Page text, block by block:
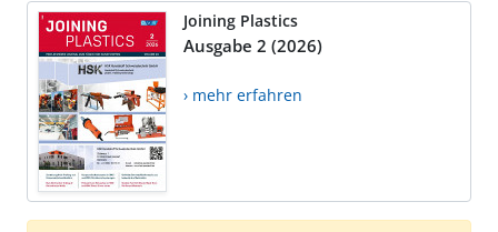
Joining Plastics
Ausgabe 2 (2026)
› mehr erfahren